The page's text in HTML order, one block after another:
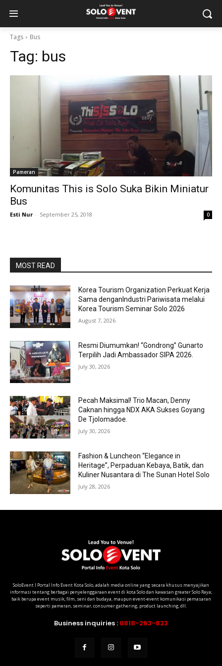
Tags Bus
Tag: bus
Pameran
Komunitas This is Solo Suka Bikin Miniatur
Bus
Esti Nur - September 25, 2018 0
MOST READ
Korea Tourism Organization Perkuat Kerja
Sama denganIndustri Pariwisata melalui
Korea Tourism Seminar Solo 2026
August 7, 2026
Resmi Diumumkan! “Gondrong” Gunarto
Terpilih Jadi Ambassador SIPA 2026.
July 30, 2026
Pecah Maksimal! Trio Macan, Denny
Caknan hingga NDX AKA Sukses Goyang
De Tjolomadoe.
July 30, 2026
Fashion & Luncheon “Elegance in
Heritage”, Perpaduan Kebaya, Batik, dan
Kuliner Nusantara di The Sunan Hotel Solo
July 28, 2026
SoloEvent I Portal Info Event Kota Solo, adalah media online yang secara khusus menyajikan
informasi tentang berbagai penyelenggaraan event di kota Solo dan kawasan greater Solo Raya;
baik berupa event musik, film, seni dan budaya, maupun event-event komunikasi pemasaran
seperti pameran, seminar, consumer gathering, product launching, dll.
Business inquiries : 0818-263-823